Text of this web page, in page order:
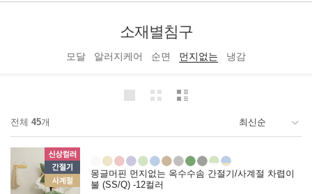
소재별침구
모달 알러지케어 순면 먼지없는 냉감
전체 45개
몽글머핀 먼지없는 옥수수솜 간절기/사계절 차렵이
불 (SS/Q) -12컬러